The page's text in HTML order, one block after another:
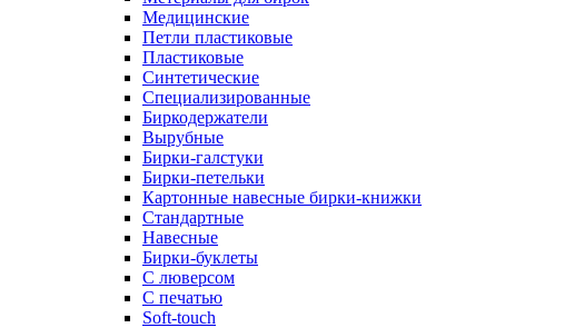
Медицинские
Петли пластиковые
Пластиковые
Синтетические
Специализированные
Биркодержатели
Вырубные
Бирки-галстуки
Бирки-петельки
Картонные навесные бирки-книжки
Стандартные
Навесные
Бирки-буклеты
С люверсом
С печатью
Soft-touch